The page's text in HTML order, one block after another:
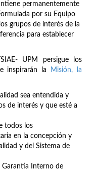
permanentemente
por su Equipo
grupos de interés de la
para establecer
UPM persigue los
inspirarán la
Misión, la
sea entendida y
de interés y que esté a
todos los
en la concepción y
y del Sistema de
Garantía Interno de